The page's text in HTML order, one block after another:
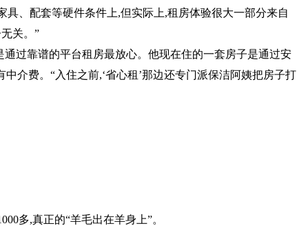
、配套等硬件条件上,但实际上,租房体验很大一部分来自
关。”
过靠谱的平台租房最放心。他现在住的一套房子是通过安
介费。“入住之前,‘省心租’那边还专门派保洁阿姨把房子打
多,真正的“羊毛出在羊身上”。